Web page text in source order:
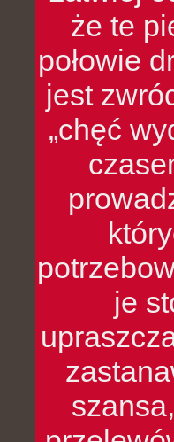
że te
połowie
jest
„chęć
je